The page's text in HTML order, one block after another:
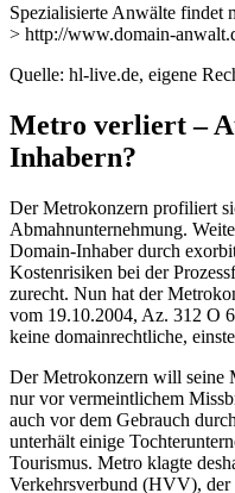
Spezialisierte Anwälte findet
> http://www.domain-
Quelle: hl-live.de, eigene
Metro verliert –
Inhabern?
Der Metrokonzern profiliert
Abmahnunternehmung.
Domain-Inhaber durch
Kostenrisiken bei der
zurecht. Nun hat der
vom 19.10.2004, Az. 312 O
keine domainrechtliche,
Der Metrokonzern will seine
nur vor vermeintlichem
auch vor dem Gebrauch
unterhält einige
Tourismus. Metro klagte
Verkehrsverbund (HVV),